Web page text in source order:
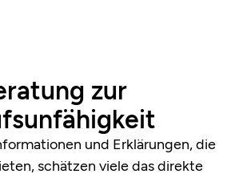
zur
und Erklärungen, die
schätzen viele das direkte